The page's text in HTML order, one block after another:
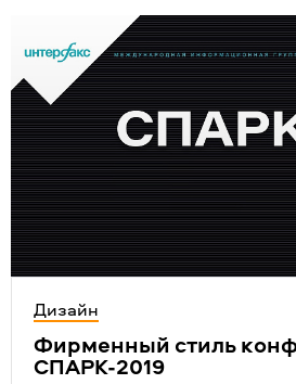
Дизайн
Фирменный стиль
СПАРК-2019